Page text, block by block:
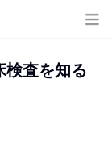
検査を知る